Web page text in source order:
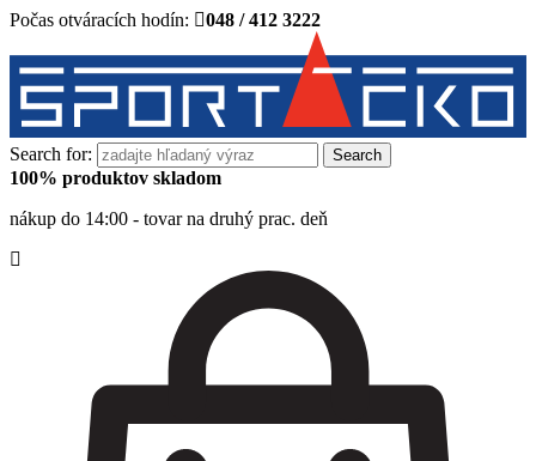
Počas otváracích hodín: 048 / 412 3222
Search for:
100% produktov skladom
nákup do 14:00 - tovar na druhý prac. deň